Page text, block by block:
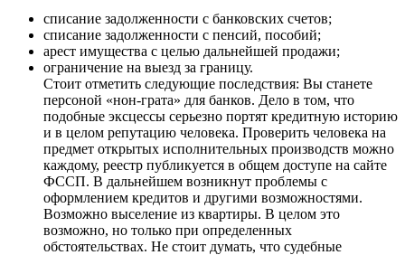
списание задолженности с банковских счетов;
списание задолженности с пенсий, пособий;
арест имущества с целью дальнейшей продажи;
ограничение на выезд за границу.
Стоит отметить следующие последствия: Вы станете
персоной «нон-грата» для банков. Дело в том, что
подобные эксцессы серьезно портят кредитную историю
и в целом репутацию человека. Проверить человека на
предмет открытых исполнительных производств можно
каждому, реестр публикуется в общем доступе на сайте
ФССП. В дальнейшем возникнут проблемы с
оформлением кредитов и другими возможностями.
Возможно выселение из квартиры. В целом это
возможно, но только при определенных
обстоятельствах. Не стоит думать, что судебные